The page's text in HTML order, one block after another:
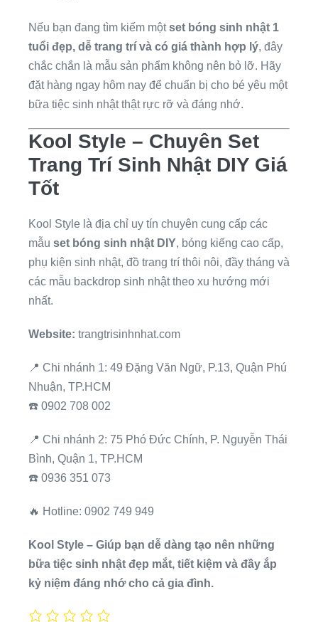
Nếu bạn đang tìm kiếm mộtset bóng sinh nhật 1
tuổi đẹp, dễ trang trí và có giá thành hợp lý, đây
chắc chắn là mẫu sản phẩm không nên bỏ lỡ. Hãy
đặt hàng ngay hôm nay để chuẩn bị cho bé yêu một
bữa tiệc sinh nhật thật rực rỡ và đáng nhớ.
Kool Style – Chuyên Set
Trang Trí Sinh Nhật DIY Giá
Tốt
Kool Style là địa chỉ uy tín chuyên cung cấp các
mẫu set bóng sinh nhật DIY, bóng kiếng cao cấp,
phụ kiện sinh nhật, đồ trang trí thôi nôi, đầy tháng và
các mẫu backdrop sinh nhật theo xu hướng mới
nhất.
Website: trangtrisinhnhat.com
📍 Chi nhánh 1: 49 Đặng Văn Ngữ, P.13, Quận Phú
Nhuận, TP.HCM
☎️ 0902 708 002
📍 Chi nhánh 2: 75 Phó Đức Chính, P. Nguyễn Thái
Bình, Quận 1, TP.HCM
☎️ 0936 351 073
🔥 Hotline: 0902 749 949
Kool Style – Giúp bạn dễ dàng tạo nên những
bữa tiệc sinh nhật đẹp mắt, tiết kiệm và đầy ắp
kỷ niệm đáng nhớ cho cả gia đình.